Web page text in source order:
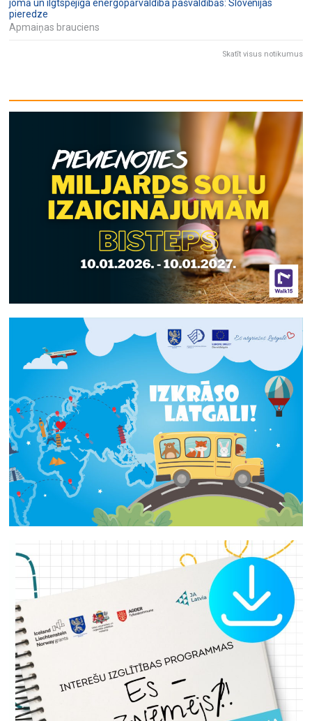
jomā un ilgtspējīga energopārvaldība pašvaldībās: Slovēnijas
pieredze
Apmaiņas brauciens
Skatīt visus notikumus